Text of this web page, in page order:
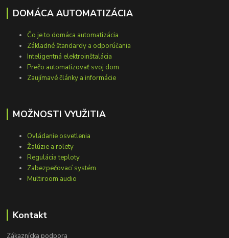
DOMÁCA AUTOMATIZÁCIA
Čo je to domáca automatizácia
Základné štandardy a odporúčania
Inteligentná elektroinštalácia
Prečo automatizovať svoj dom
Zaujímavé články a informácie
MOŽNOSTI VYUŽITIA
Ovládanie osvetlenia
Žalúzie a rolety
Regulácia teploty
Zabezpečovací systém
Multiroom audio
Kontakt
Zákaznícka podpora